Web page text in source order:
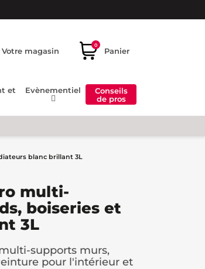
Votre magasin
0
Panier
et
Evènementiel
Conseils
de pros
blanc brillant 3L
multi-
boiseries et
3L
supports murs,
pour l'intérieur et